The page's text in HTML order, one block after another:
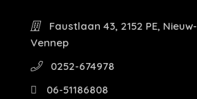
Faustlaan 43, 2152 PE, Nieuw-
Vennep
0252-674978
06-51186808